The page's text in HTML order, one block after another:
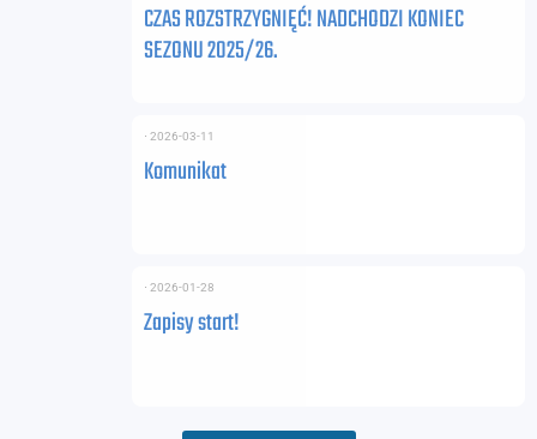
CZAS ROZSTRZYGNIĘĆ! NADCHODZI KONIEC
SEZONU 2025/26.
Komunikat
⋅ 2026-03-11
Zapisy start!
⋅ 2026-01-28